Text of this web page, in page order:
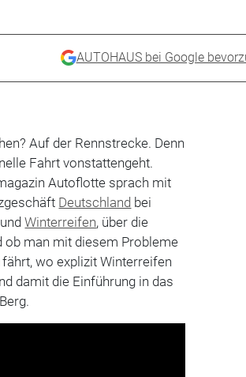
AUTOHAUS bei Google
Auf der Rennstrecke. Denn
Fahrt vonstattengeht.
Autoflotte sprach mit
Deutschland bei
undWinterreifen, über die
ob man mit diesem Probleme
wo explizit Winterreifen
damit die Einführung in das